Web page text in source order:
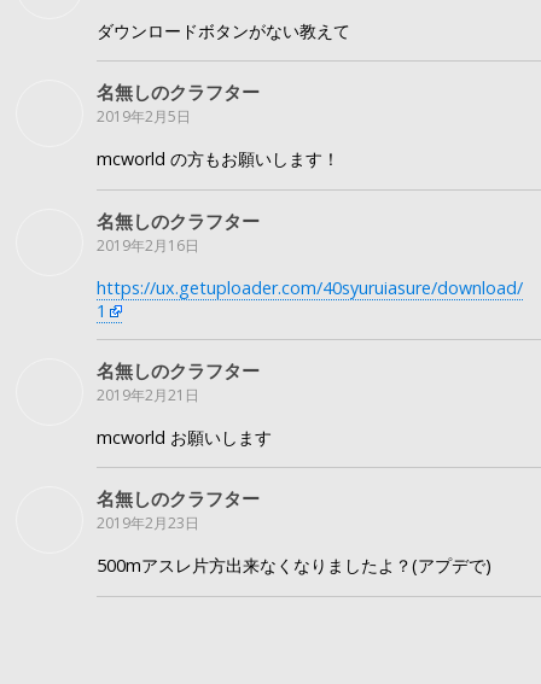
ダウンロードボタンがない教えて
名無しのクラフター
2019年2月5日
mcworld の方もお願いします！
名無しのクラフター
2019年2月16日
https://ux.getuploader.com/40syuruiasure/download/
1
名無しのクラフター
2019年2月21日
mcworld お願いします
名無しのクラフター
2019年2月23日
500mアスレ片方出来なくなりましたよ？(アプデで)